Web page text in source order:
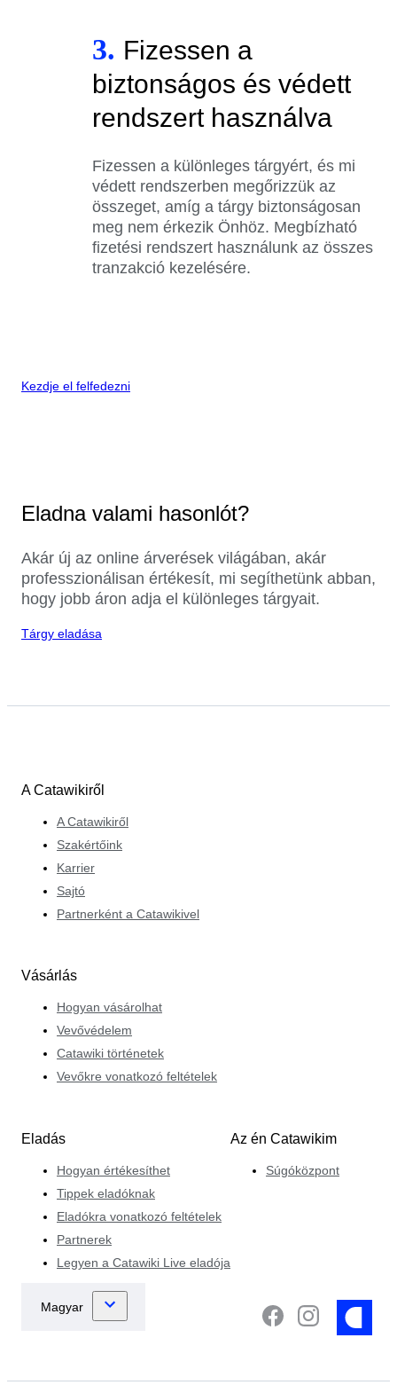
3. Fizessen a
biztonságos és védett
rendszert használva
Fizessen a különleges tárgyért, és mi
védett rendszerben megőrizzük az
összeget, amíg a tárgy biztonságosan
meg nem érkezik Önhöz. Megbízható
fizetési rendszert használunk az összes
tranzakció kezelésére.
Kezdje el felfedezni
Eladna valami hasonlót?
Akár új az online árverések világában, akár
professzionálisan értékesít, mi segíthetünk abban,
hogy jobb áron adja el különleges tárgyait.
Tárgy eladása
A Catawikiről
A Catawikiről
Szakértőink
Karrier
Sajtó
Partnerként a Catawikivel
Vásárlás
Hogyan vásárolhat
Vevővédelem
Catawiki történetek
Vevőkre vonatkozó feltételek
Eladás
Hogyan értékesíthet
Tippek eladóknak
Eladókra vonatkozó feltételek
Partnerek
Legyen a Catawiki Live eladója
Az én Catawikim
Súgóközpont